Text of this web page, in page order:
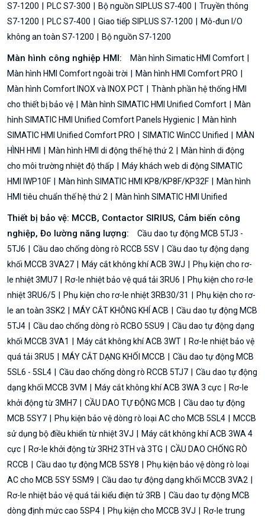
S7-1200
PLC S7-300 Bộ nguồn SIPLUS S7-400
Truyền thông
S7-1200
PLC S7-400 Giao tiếp SIPLUS S7-1200
Mô-đun I/O
không an toàn S7-1200
Bộ nguồn S7-1200
Màn hình công nghiệp HMI:
Màn hình Simatic HMI Comfort
Màn hình HMI Comfort ngoài trời
Màn hình HMI Comfort PRO
Màn hình Comfort INOX và INOX PCT
Thành phần hệ thống HMI
cho thiết bị bảo vệ
Màn hình SIMATIC HMI Unified Comfort
Màn
hình SIMATIC HMI Unified Comfort Panels Hygienic
Màn hình
SIMATIC HMI Unified Comfort PRO
SIMATIC WinCC Unified
MÀN
HÌNH HMI
Màn hình HMI di động thế hệ thứ 2
Màn hình di động
cho môi trường nhiệt độ thấp
Máy khách web di động SIMATIC
HMI IWP10F
Màn hình SIMATIC HMI KP8/KP8F/KP32F
Màn hình
HMI tiêu chuẩn thế hệ thứ 2
Màn hình SIMATIC HMI Unified
Thiết bị bảo vệ: MCCB, Contactor SIRIUS, Cảm biến công
nghiệp, Đo lường năng lượng:
Cầu dao tự động MCB 5TJ3 -
5TJ6
Cầu dao chống dòng rò RCCB 5SV
Cầu dao tự động dạng
khối MCCB 3VA27
Máy cắt không khí ACB 3WJ
Phụ kiện cho rơ-
le nhiệt 3MU7
Rơ-le nhiệt bảo vệ quá tải 3RU6
Phụ kiện cho rơ-le
nhiệt 3RU6/5
Phụ kiện cho rơ-le nhiệt 3RB30/31
Phụ kiện cho rơ-
le an toàn 3SK2
MÁY CẮT KHÔNG KHÍ ACB
Cầu dao tự động MCB
5TJ4
Cầu dao chống dòng rò RCBO 5SU9
Cầu dao tự động dạng
khối MCCB 3VA1
Máy cắt không khí ACB 3WT
Rơ-le nhiệt bảo vệ
quá tải 3RU5
MÁY CẮT DẠNG KHỐI MCCB
Cầu dao tự động MCB
5SL6 - 5SL4
Cầu dao chống dòng rò RCCB 5TJ7
Cầu dao tự động
dạng khối MCCB 3VM
Máy cắt không khí ACB 3WA 3 cực
Rơ-le
khởi động từ 3MH7
CẦU DAO TỰ ĐỘNG MCB
Cầu dao tự động
MCB 5SY7
Phụ kiện bảo vệ dòng rò loại AC cho MCB 5SL4
MCCB
sử dụng bộ điều khiển từ nhiệt 3VJ
Máy cắt không khí ACB 3WA 4
cực
Rơ-le khởi động từ 3RH2 3TH và 3TG
CẦU DAO CHỐNG RÒ
RCCB
Cầu dao tự động MCB 5SY8
Phụ kiện bảo vệ dòng rò loại
AC cho MCB 5SY 5SM9
Cầu dao tự động dạng khối MCCB 3VA2
Rơ-le nhiệt bảo vệ quá tải kiểu điện tử 3RB
Cầu dao tự động MCB
dòng định mức cao 5SP4
Phụ kiện cho MCCB 3VJ
Rơ-le trung